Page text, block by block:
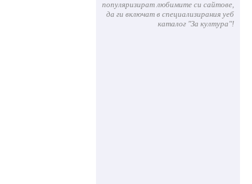
популяризират любимите си сайтове,
да ги включат в специализирания уеб
каталог "За култура"!